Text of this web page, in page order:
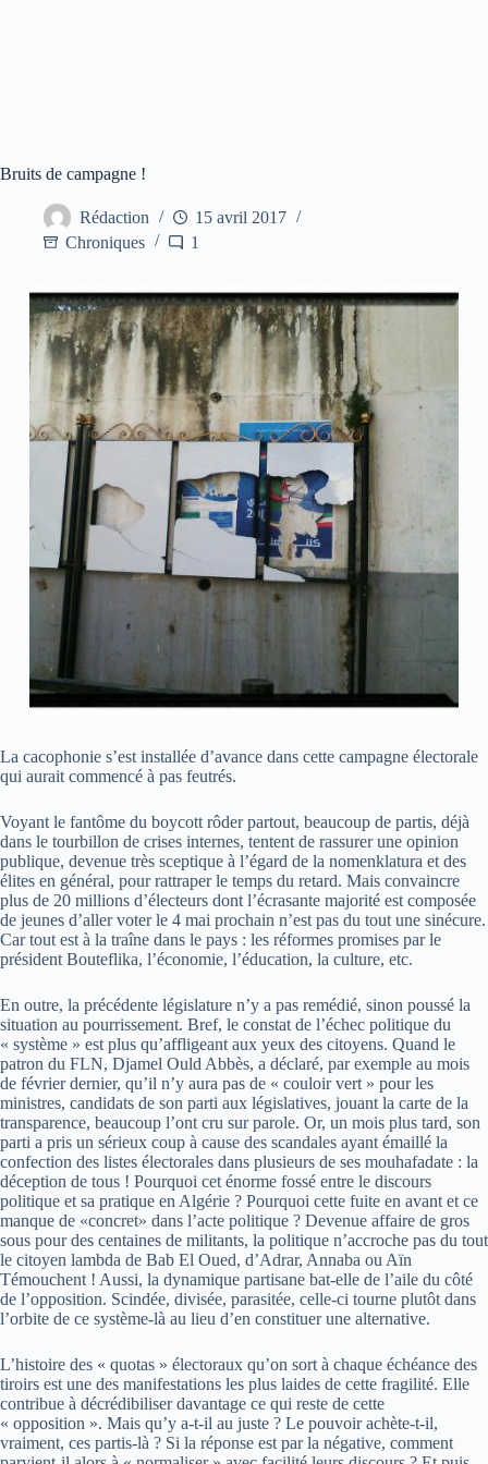
Bruits de campagne !
Rédaction
15 avril 2017
Chroniques
1
La cacophonie s’est installée d’avance dans cette campagne électorale
qui aurait commencé à pas feutrés.
Voyant le fantôme du boycott rôder partout, beaucoup de partis, déjà
dans le tourbillon de crises internes, tentent de rassurer une opinion
publique, devenue très sceptique à l’égard de la nomenklatura et des
élites en général, pour rattraper le temps du retard. Mais convaincre
plus de 20 millions d’électeurs dont l’écrasante majorité est composée
de jeunes d’aller voter le 4 mai prochain n’est pas du tout une sinécure.
Car tout est à la traîne dans le pays : les réformes promises par le
président Bouteflika, l’économie, l’éducation, la culture, etc.
En outre, la précédente législature n’y a pas remédié, sinon poussé la
situation au pourrissement. Bref, le constat de l’échec politique du
« système » est plus qu’affligeant aux yeux des citoyens. Quand le
patron du FLN, Djamel Ould Abbès, a déclaré, par exemple au mois
de février dernier, qu’il n’y aura pas de « couloir vert » pour les
ministres, candidats de son parti aux législatives, jouant la carte de la
transparence, beaucoup l’ont cru sur parole. Or, un mois plus tard, son
parti a pris un sérieux coup à cause des scandales ayant émaillé la
confection des listes électorales dans plusieurs de ses mouhafadate : la
déception de tous ! Pourquoi cet énorme fossé entre le discours
politique et sa pratique en Algérie ? Pourquoi cette fuite en avant et ce
manque de «concret» dans l’acte politique ? Devenue affaire de gros
sous pour des centaines de militants, la politique n’accroche pas du tout
le citoyen lambda de Bab El Oued, d’Adrar, Annaba ou Aïn
Témouchent ! Aussi, la dynamique partisane bat-elle de l’aile du côté
de l’opposition. Scindée, divisée, parasitée, celle-ci tourne plutôt dans
l’orbite de ce système-là au lieu d’en constituer une alternative.
L’histoire des « quotas » électoraux qu’on sort à chaque échéance des
tiroirs est une des manifestations les plus laides de cette fragilité. Elle
contribue à décrédibiliser davantage ce qui reste de cette
« opposition ». Mais qu’y a-t-il au juste ? Le pouvoir achète-t-il,
vraiment, ces partis-là ? Si la réponse est par la négative, comment